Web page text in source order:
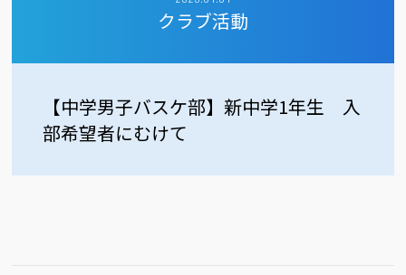
クラブ活動
【中学男子バスケ部】新中学1年生 入
部希望者にむけて